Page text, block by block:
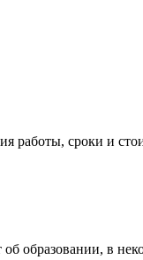
работы, сроки и
образовании, в